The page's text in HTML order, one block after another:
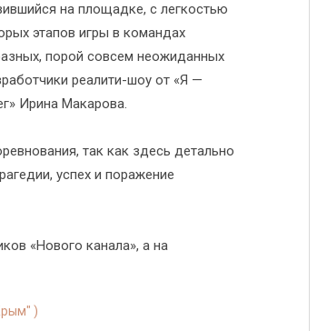
на площадке, с легкостью
этапов игры в командах
порой совсем неожиданных
реалити-шоу от «Я —
Ирина Макарова.
так как здесь детально
успех и поражение
«Нового канала», а на
)